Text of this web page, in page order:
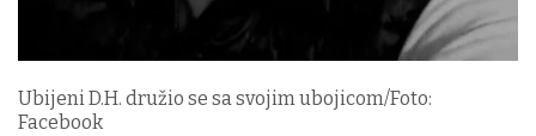
Ubijeni D.H. družio se sa svojim ubojicom/Foto:
Facebook